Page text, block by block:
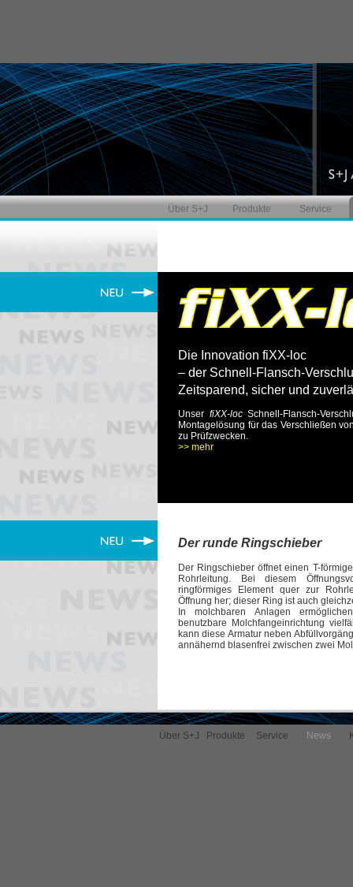
Über S+J Produkte Service
Die Innovation fiXX-loc
– der Schnell-Flansch-
Zeitsparend, sicher und
Unser fiXX-locSchnell-Flansch-
Montagelösung für das Verschließen
zu Prüfzwecken.
>> mehr
Der runde Ringschieber
Der Ringschieber öffnet einen T-
Rohrleitung. Bei diesem
ringförmiges Element quer zur
Öffnung her; dieser Ring ist auch
In molchbaren Anlagen
benutzbare Molchfangeinrichtung
kann diese Armatur neben
annähernd blasenfrei zwischen zwei
Über S+J Produkte Service News